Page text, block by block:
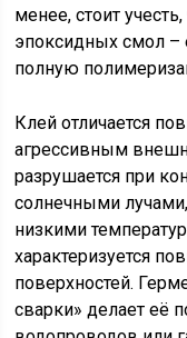
менее, стоит
эпоксидных смол –
полную
Клей отличается
агрессивным
разрушается при
солнечными
низкими
характеризуется
поверхностей.
сварки» делает её